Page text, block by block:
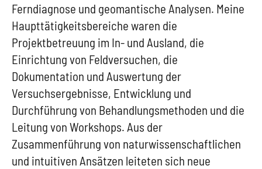
Ferndiagnose und geomantische Analysen. Meine
Haupttätigkeitsbereiche waren die
Projektbetreuung im In- und Ausland, die
Einrichtung von Feldversuchen, die
Dokumentation und Auswertung der
Versuchsergebnisse, Entwicklung und
Durchführung von Behandlungsmethoden und die
Leitung von Workshops. Aus der
Zusammenführung von naturwissenschaftlichen
und intuitiven Ansätzen leiteten sich neue